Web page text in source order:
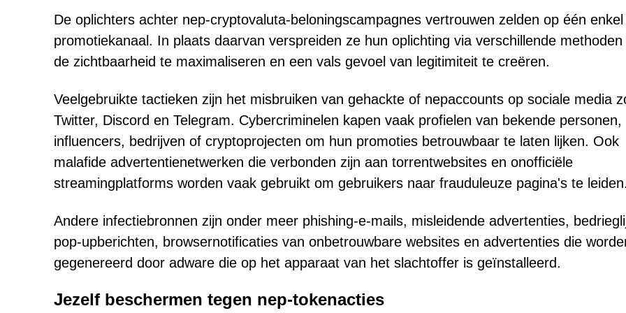
De oplichters achter nep-cryptovaluta-beloningscampagnes vertrouwen zelden op één enkel
promotiekanaal. In plaats daarvan verspreiden ze hun oplichting via verschillende methoden
de zichtbaarheid te maximaliseren en een vals gevoel van legitimiteit te creëren.
Veelgebruikte tactieken zijn het misbruiken van gehackte of nepaccounts op sociale media
Twitter, Discord en Telegram. Cybercriminelen kapen vaak profielen van bekende personen,
influencers, bedrijven of cryptoprojecten om hun promoties betrouwbaar te laten lijken. Ook
malafide advertentienetwerken die verbonden zijn aan torrentwebsites en onofficiële
streamingplatforms worden vaak gebruikt om gebruikers naar frauduleuze pagina's te leiden.
Andere infectiebronnen zijn onder meer phishing-e-mails, misleidende advertenties,
pop-upberichten, browsernotificaties van onbetrouwbare websites en advertenties die
gegenereerd door adware die op het apparaat van het slachtoffer is geïnstalleerd.
Jezelf beschermen tegen nep-tokenacties